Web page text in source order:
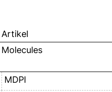
Artikel
Molecules
MDPI